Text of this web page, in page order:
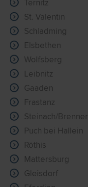
Ternitz
St. Valentin
Schladming
Elsbethen
Wolfsberg
Leibnitz
Gaaden
Frastanz
Steinach/Brenner
Puch bei Hallein
Röthis
Mattersburg
Gleisdorf